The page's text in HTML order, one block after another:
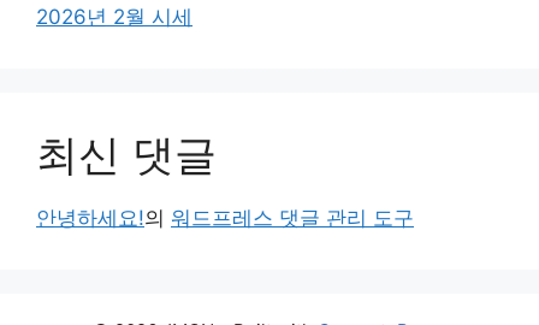
2026년 2월 시세
최신 댓글
안녕하세요!의 워드프레스 댓글 관리 도구